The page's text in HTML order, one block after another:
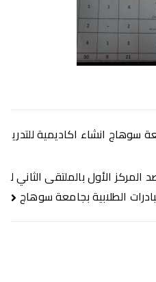
انشاء اكاديمية للتدري
الأول بالملتقى الثاني ل
الطلابية بجامعة سوهاج